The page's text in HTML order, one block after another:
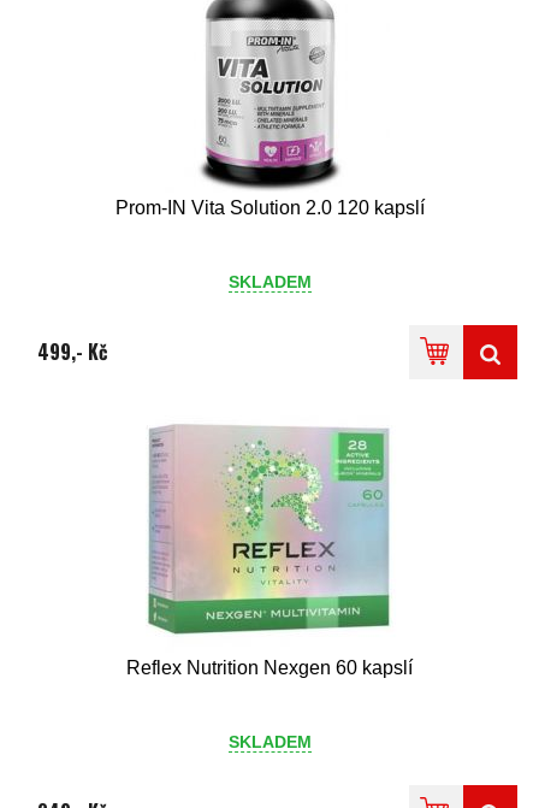
Prom-IN Vita Solution 2.0 120 kapslí
SKLADEM
499,- Kč
Reflex Nutrition Nexgen 60 kapslí
SKLADEM